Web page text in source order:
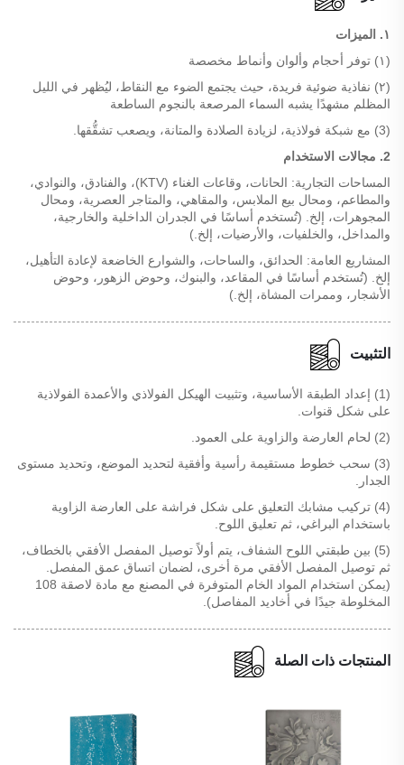
١. الميزات
(١) توفر أحجام وألوان وأنماط مخصصة
(٢) نفاذية ضوئية فريدة، حيث يجتمع الضوء مع النقاط، ليُظهر في الليل
المظلم مشهدًا يشبه السماء المرصعة بالنجوم الساطعة
(3) مع شبكة فولاذية، لزيادة الصلادة والمتانة، ويصعب تشقُّقها.
2. مجالات الاستخدام
المساحات التجارية: الحانات، وقاعات الغناء (KTV)، والفنادق، والنوادي،
والمطاعم، ومحال بيع الملابس، والمقاهي، والمتاجر العصرية، ومحال
المجوهرات، إلخ. (تُستخدم أساسًا في الجدران الداخلية والخارجية،
والمداخل، والخلفيات، والأرضيات، إلخ.)
المشاريع العامة: الحدائق، والساحات، والشوارع الخاضعة لإعادة التأهيل،
إلخ. (تُستخدم أساسًا في المقاعد، والبنوك، وحوض الزهور، وحوض
الأشجار، وممرات المشاة، إلخ.)
التثبيت
(1) إعداد الطبقة الأساسية، وتثبيت الهيكل الفولاذي والأعمدة الفولاذية
على شكل قنوات.
(2) لحام العارضة والزاوية على العمود.
(3) سحب خطوط مستقيمة رأسية وأفقية لتحديد الموضع، وتحديد مستوى
الجدار.
(4) تركيب مشابك التعليق على شكل فراشة على العارضة الزاوية
باستخدام البراغي، ثم تعليق اللوح.
(5) بين طبقتي اللوح الشفاف، يتم أولاً توصيل المفصل الأفقي بالخطاف،
ثم توصيل المفصل الأفقي مرة أخرى، لضمان اتساق عمق المفصل.
(يمكن استخدام المواد الخام المتوفرة في المصنع مع مادة لاصقة 108
المخلوطة جيدًا في أخاديد المفاصل).
المنتجات ذات الصلة